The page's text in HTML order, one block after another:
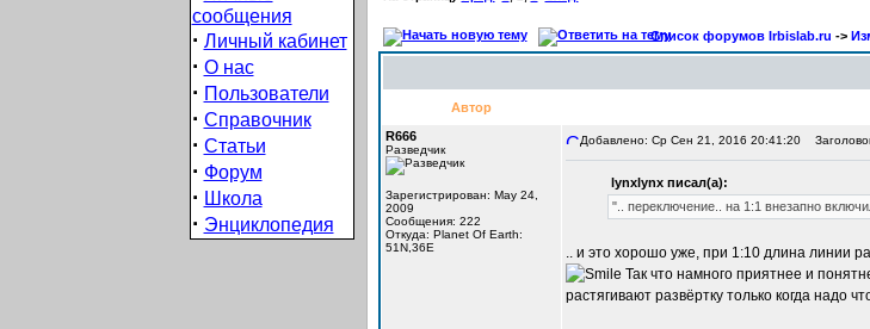
сообщения
· Личный кабинет
· О нас
· Пользователи
· Справочник
· Статьи
· Форум
· Школа
· Энциклопедия
Список форумов Irbislab.ru ->
Автор
R666
Разведчик
Зарегистрирован: May 24,
2009
Сообщения: 222
Откуда: Planet Of Earth:
51N,36E
Добавлено: Ср Сен 21, 2016 20:41:20
lynxlynx писал(а):
".. переключение.. на 1:1 внезапно
.. и это хорошо уже, при 1:10 длина линии
Так что намного приятнее и
растягивают развёртку только когда надо